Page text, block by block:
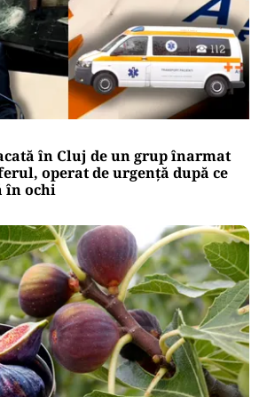
în Cluj de un grup înarmat
operat de urgență după ce
în ochi